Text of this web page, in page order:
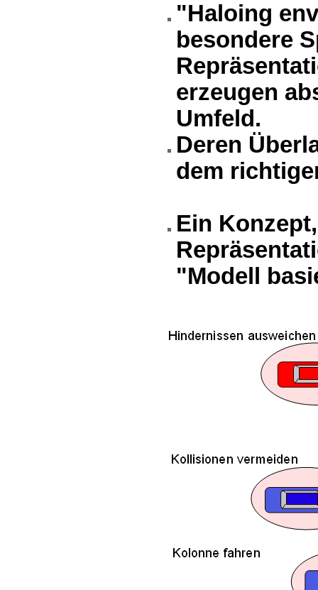
"Haloing
besondere
erzeugen
Umfeld.
Deren
dem
Ein
"Modell